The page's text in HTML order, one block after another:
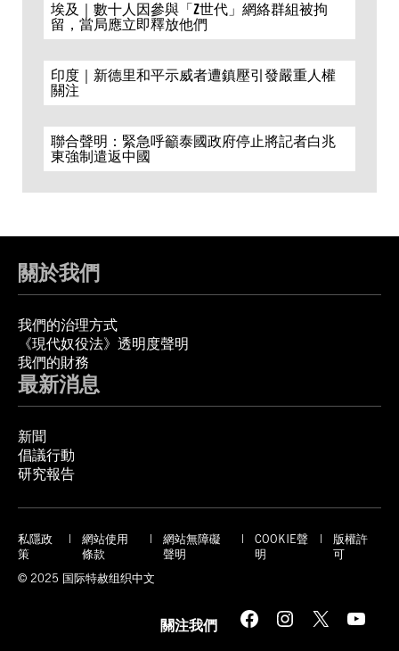
埃及｜數十人因參與「Z世代」網絡群組被拘
留，當局應立即釋放他們
印度｜新德里和平示威者遭鎮壓引發嚴重人權
關注
聯合聲明：緊急呼籲泰國政府停止將記者白兆
東強制遣返中國
關於我們
我們的治理方式
《現代奴役法》透明度聲明
我們的財務
最新消息
新聞
倡議行動
研究報告
私隱政
策
網站使用
條款
網站無障礙
聲明
COOKIE聲
明
版權許
可
© 2025 国际特赦组织中文
關注我們 Facebook Instagram X YouTube